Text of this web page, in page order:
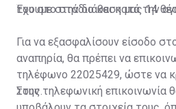
του στο στάδιο και κατά την
Έχουμε στην διάθεση μας 14
Για να εξασφαλίσουν είσοδο
αναπηρία, θα πρέπει να
τηλέφωνο 22025429, ώστε να
τους.
Στην τηλεφωνική επικοινωνία